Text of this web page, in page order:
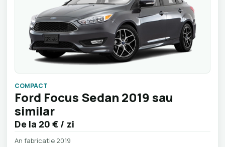
COMPACT
Ford Focus Sedan 2019 sau
similar
De la 20 € / zi
An fabricatie 2019